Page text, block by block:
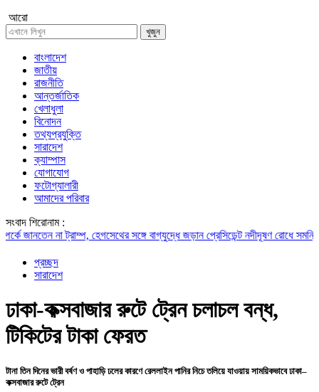
আরো
খুজুন
বাংলাদেশ
জাতীয়
রাজনীতি
আন্তর্জাতিক
খেলাধুলা
বিনোদন
তথ্যপ্রযুক্তি
সারাদেশ
ক্যাম্পাস
যোগাযোগ
ফটোগ্যালারী
আমাদের পরিবার
সংবাদ শিরোনাম :
না ট্রাম্প, হেগসেথের সঙ্গে বাগ্‌যুদ্ধে জড়ান প্রেসিডেন্টনদীদূষণ রোধে সমন্বিত
প্রচ্ছদ
সারাদেশ
ঢাকা-কক্সবাজার রুটে ট্রেন চলাচল বন্ধ,
টিকিটের টাকা ফেরত
টানা তিন দিনের ভারী বর্ষণ ও পাহাড়ি ঢলের কারণে রেললাইন পানির নিচে তলিয়ে যাওয়ায় সাময়িকভাবে ঢাকা–
কক্সবাজার রুটে ট্রেন